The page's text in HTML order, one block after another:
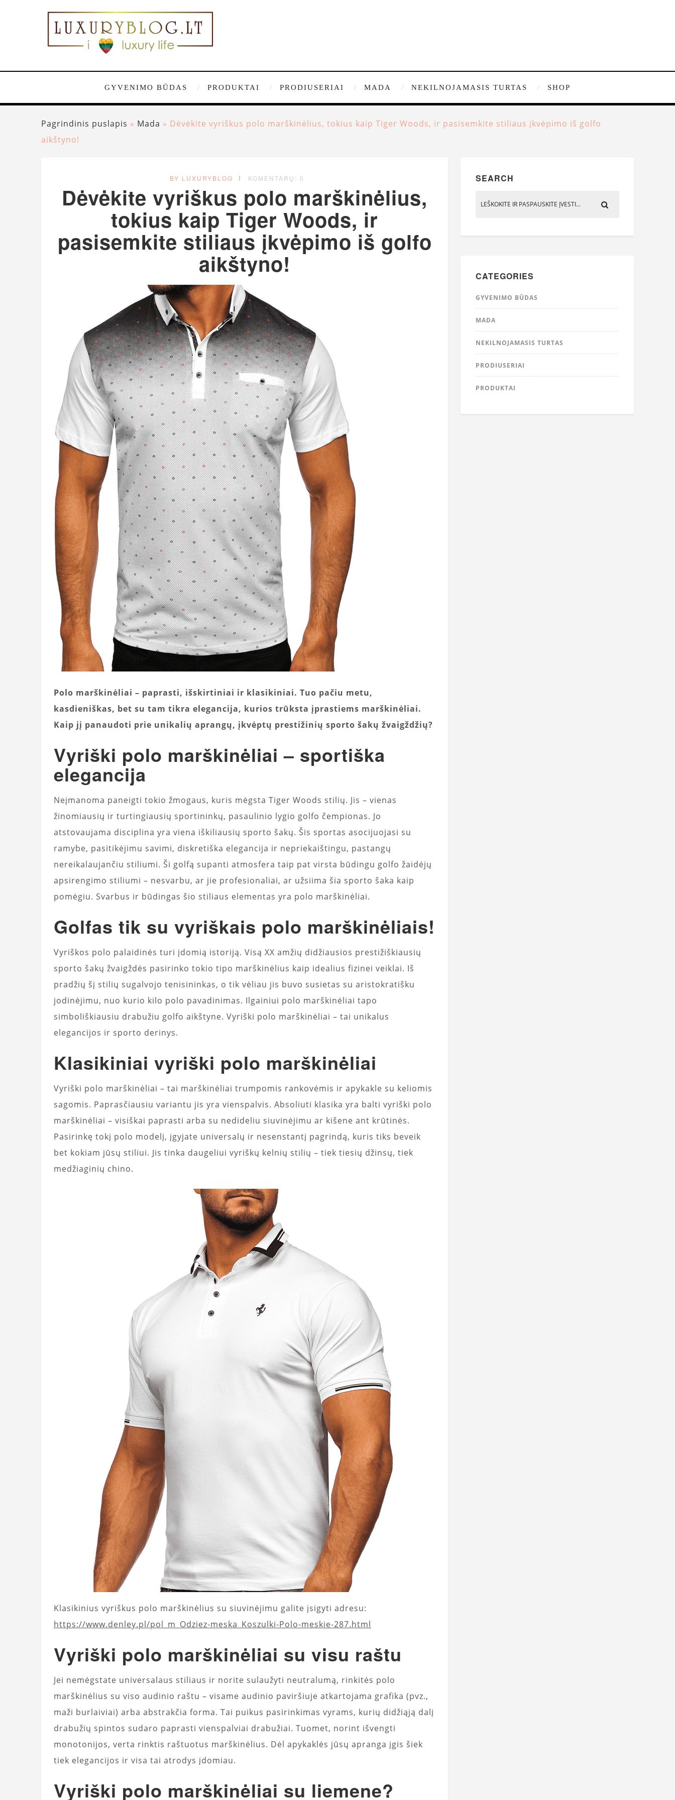
GYVENIMO BŪDAS PRODUKTAI PRODIUSERIAI MADA NEKILNOJAMASIS TURTAS SHOP
Pagrindinis puslapis » Mada » Dėvėkite vyriškus polo marškinėlius, tokius kaip Tiger Woods, ir pasisemkite stiliaus įkvėpimo iš golfo
aikštyno!
BY LUXURYBLOG KOMENTARŲ: 0
Dėvėkite vyriškus polo marškinėlius,
tokius kaip Tiger Woods, ir
pasisemkite stiliaus įkvėpimo iš golfo
aikštyno!
Polo marškinėliai – paprasti, išskirtiniai ir klasikiniai. Tuo pačiu metu,
kasdieniškas, bet su tam tikra elegancija, kurios trūksta įprastiems marškinėliai.
Kaip jį panaudoti prie unikalių aprangų, įkvėptų prestižinių sporto šakų žvaigždžių?
Vyriški polo marškinėliai – sportiška
elegancija
Neįmanoma paneigti tokio žmogaus, kuris mėgsta Tiger Woods stilių. Jis – vienas
žinomiausių ir turtingiausių sportininkų, pasaulinio lygio golfo čempionas. Jo
atstovaujama disciplina yra viena iškiliausių sporto šakų. Šis sportas asocijuojasi su
ramybe, pasitikėjimu savimi, diskretiška elegancija ir nepriekaištingu, pastangų
nereikalaujančiu stiliumi. Ši golfą supanti atmosfera taip pat virsta būdingu golfo žaidėjų
apsirengimo stiliumi – nesvarbu, ar jie profesionaliai, ar užsiima šia sporto šaka kaip
pomėgiu. Svarbus ir būdingas šio stiliaus elementas yra polo marškinėliai.
Golfas tik su vyriškais polo marškinėliais!
Vyriškos polo palaidinės turi įdomią istoriją. Visą XX amžių didžiausios prestižiškiausių
sporto šakų žvaigždės pasirinko tokio tipo marškinėlius kaip idealius fizinei veiklai. Iš
pradžių šį stilių sugalvojo tenisininkas, o tik vėliau jis buvo susietas su aristokratišku
jodinėjimu, nuo kurio kilo polo pavadinimas. Ilgainiui polo marškinėliai tapo
simboliškiausiu drabužiu golfo aikštyne. Vyriški polo marškinėliai – tai unikalus
elegancijos ir sporto derinys.
Klasikiniai vyriški polo marškinėliai
Vyriški polo marškinėliai – tai marškinėliai trumpomis rankovėmis ir apykakle su keliomis
sagomis. Paprasčiausiu variantu jis yra vienspalvis. Absoliuti klasika yra balti vyriški polo
marškinėliai – visiškai paprasti arba su nedideliu siuvinėjimu ar kišene ant krūtinės.
Pasirinkę tokį polo modelį, įgyjate universalų ir nesenstantį pagrindą, kuris tiks beveik
bet kokiam jūsų stiliui. Jis tinka daugeliui vyriškų kelnių stilių – tiek tiesių džinsų, tiek
medžiaginių chino.
Klasikinius vyriškus polo marškinėlius su siuvinėjimu galite įsigyti adresu:
https://www.denley.pl/pol_m_Odziez-meska_Koszulki-Polo-meskie-287.html
Vyriški polo marškinėliai su visu raštu
Jei nemėgstate universalaus stiliaus ir norite sulaužyti neutralumą, rinkitės polo
marškinėlius su viso audinio raštu – visame audinio paviršiuje atkartojama grafika (pvz.,
maži burlaiviai) arba abstrakčia forma. Tai puikus pasirinkimas vyrams, kurių didžiąją dalį
drabužių spintos sudaro paprasti vienspalviai drabužiai. Tuomet, norint išvengti
monotonijos, verta rinktis raštuotus marškinėlius. Dėl apykaklės jūsų apranga įgis šiek
tiek elegancijos ir visa tai atrodys įdomiau.
Vyriški polo marškinėliai su liemene?
SEARCH
CATEGORIES
GYVENIMO BŪDAS
MADA
NEKILNOJAMASIS TURTAS
PRODIUSERIAI
PRODUKTAI